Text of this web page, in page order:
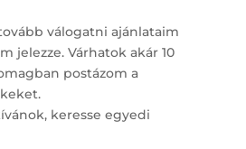
válogatni ajánlataim
jelezze. Várhatok akár 10
postázom a
keresse egyedi